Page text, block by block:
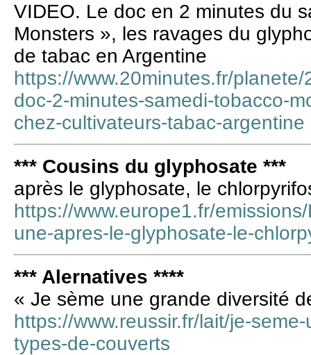
VIDEO. Le doc en 2 minutes du
Monsters », les ravages du
de tabac en Argentine
https://www.20minutes.fr/
doc-2-minutes-samedi-tobacco-
chez-cultivateurs-tabac-argentine
*** Cousins du glyphosate ***
après le glyphosate, le
https://www.europe1.fr/
une-apres-le-glyphosate-le-
*** Alernatives ****
« Je sème une grande diversité
https://www.reussir.fr/lait/je-
types-de-couverts